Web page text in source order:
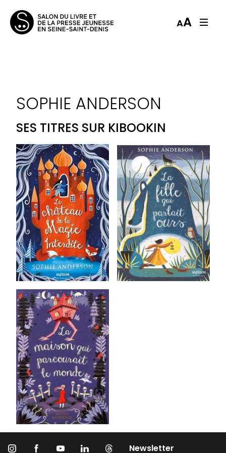
AA
SOPHIE ANDERSON
SES TITRES SUR KIBOOKIN
Newsletter